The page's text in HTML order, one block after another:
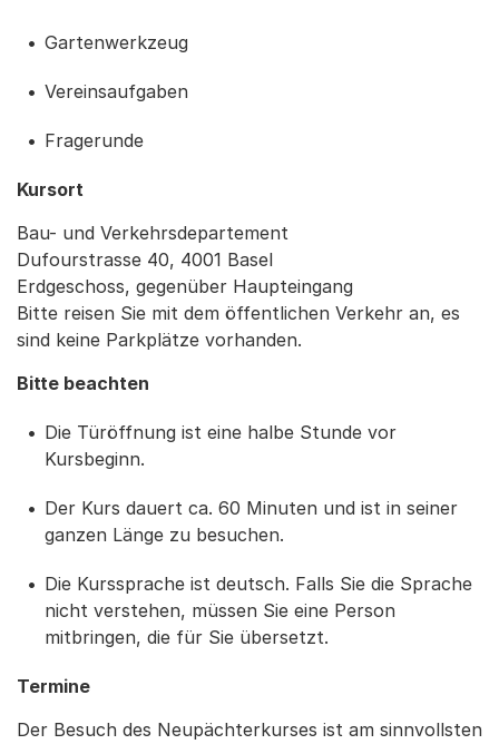
Gartenwerkzeug
Vereinsaufgaben
Fragerunde
Kursort
Bau- und Verkehrsdepartement
Dufourstrasse 40, 4001 Basel
Erdgeschoss, gegenüber Haupteingang
Bitte reisen Sie mit dem öffentlichen Verkehr an, es
sind keine Parkplätze vorhanden.
Bitte beachten
Die Türöffnung ist eine halbe Stunde vor
Kursbeginn.
Der Kurs dauert ca. 60 Minuten und ist in seiner
ganzen Länge zu besuchen.
Die Kurssprache ist deutsch. Falls Sie die Sprache
nicht verstehen, müssen Sie eine Person
mitbringen, die für Sie übersetzt.
Termine
Der Besuch des Neupächterkurses ist am sinnvollsten